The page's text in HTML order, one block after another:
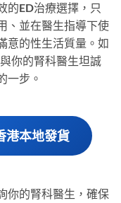
的ED治療選擇，只
、並在醫生指導下使
意的性生活質量。如
你的腎科醫生坦誠
一步。
港本地發貨
你的腎科醫生，確保